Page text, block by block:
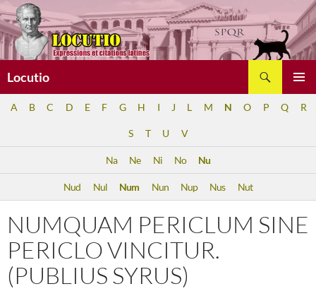
Aller
au
contenu
Locutio
A B C D E F G H I J L M N O P Q R
S T U V
Na Ne Ni No Nu
Nud Nul Num Nun Nup Nus Nut
NUMQUAM PERICLUM SINE
PERICLO VINCITUR.
(PUBLIUS SYRUS)